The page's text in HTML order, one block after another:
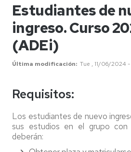
Estudiantes de
ingreso. Curso
(ADEi)
Última modificación Tue , 11/06/2024 -
Requisitos:
Los estudiantes de nuevo
sus estudios en el grupo con
deberán: